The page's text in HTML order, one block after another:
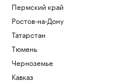
Пермский край
Ростов-на-Дону
Татарстан
Тюмень
Черноземье
Кавказ